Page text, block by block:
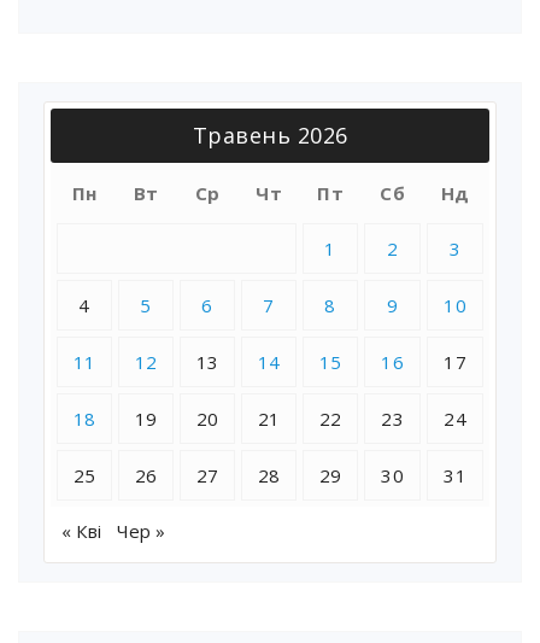
Травень 2026
Пн Вт Ср Чт Пт Сб Нд
1 2 3
4 5 6 7 8 9 10
11 12 13 14 15 16 17
18 19 20 21 22 23 24
25 26 27 28 29 30 31
« Кві Чер »